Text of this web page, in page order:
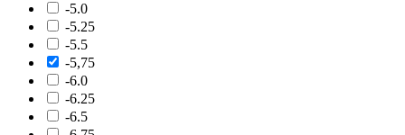
-5.0
-5.25
-5.5
-5,75
-6.0
-6.25
-6.5